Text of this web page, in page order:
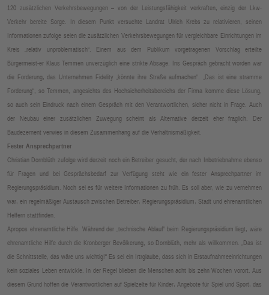
120 zusätzlichen Verkehrsbewegungen – von der Leistungsfähigkeit verkraften, einzig der Lkw-
Verkehr bereite Sorge. In diesem Punkt versuchte Landrat Ulrich Krebs zu relativieren, seinen
Informationen zufolge seien die zusätzlichen Verkehrsbewegungen für vergleichbare Einrichtungen im
Kreis „relativ unproblematisch“. Einem aus dem Publikum vorgetragenen Vorschlag erteilte
Bürgermeist-er Klaus Temmen unverzüglich eine strikte Absage. Ins Gespräch gebracht worden war
die Forderung, das Unternehmen Fidelity „könnte ihre Straße aufmachen“. „Das ist eine stramme
Forderung“, so Temmen, angesichts des Hochsicherheitsbereichs der Firma komme diese Lösung,
so auch sein Eindruck nach einem Gespräch mit den Verantwortlichen, sicher nicht in Frage. Auch
der Neubau einer zusätzlichen Zuwegung scheint als Alternative derzeit eher fraglich. Der
Baudezernent verwies in diesem Zusammenhang auf die Verhältnismäßigkeit.
Fester Ansprechpartner
Christian Dornblüth zufolge wird derzeit noch ein Betreiber gesucht, der nach Inbetriebnahme ebenso
für Fragen und bei Gesprächsbedarf zur Verfügung steht wie ein fester Ansprechpartner im
Regierungspräsidium. Noch sei es für weitere Informationen zu früh. Es soll aber, wie zu vernehmen
war, ein regelmäßiger Austausch zwischen Betreiber, Regierungspräsidium, Stadt und ehrenamtlichen
Helfern stattfinden.
Apropos ehrenamtliche Hilfe. Während der „technische Ablauf“ beim Regierungspräsidium liegt, wäre
ehrenamtliche Hilfe durch die Kronberger Bevölkerung, so Dornblüth, mehr als willkommen. „Das ist
die Schnittstelle, das wäre uns wichtig!“ Es sei ein Irtrglaube, dass sich in Erstaufnahmeeinrichtungen
kein soziales Leben entwickle. In der Regel blieben die Menschen acht bis zehn Wochen vorort. Aus
diesem Grund hoffen die Verantwortlichen auf Spielzelte für Kinder, Angebote für Spiel und Sport, das